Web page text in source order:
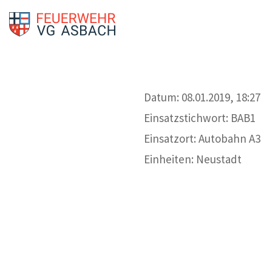
Datum: 08.01.2019, 18:27
Einsatzstichwort: BAB1
Einsatzort: Autobahn A3
Einheiten: Neustadt